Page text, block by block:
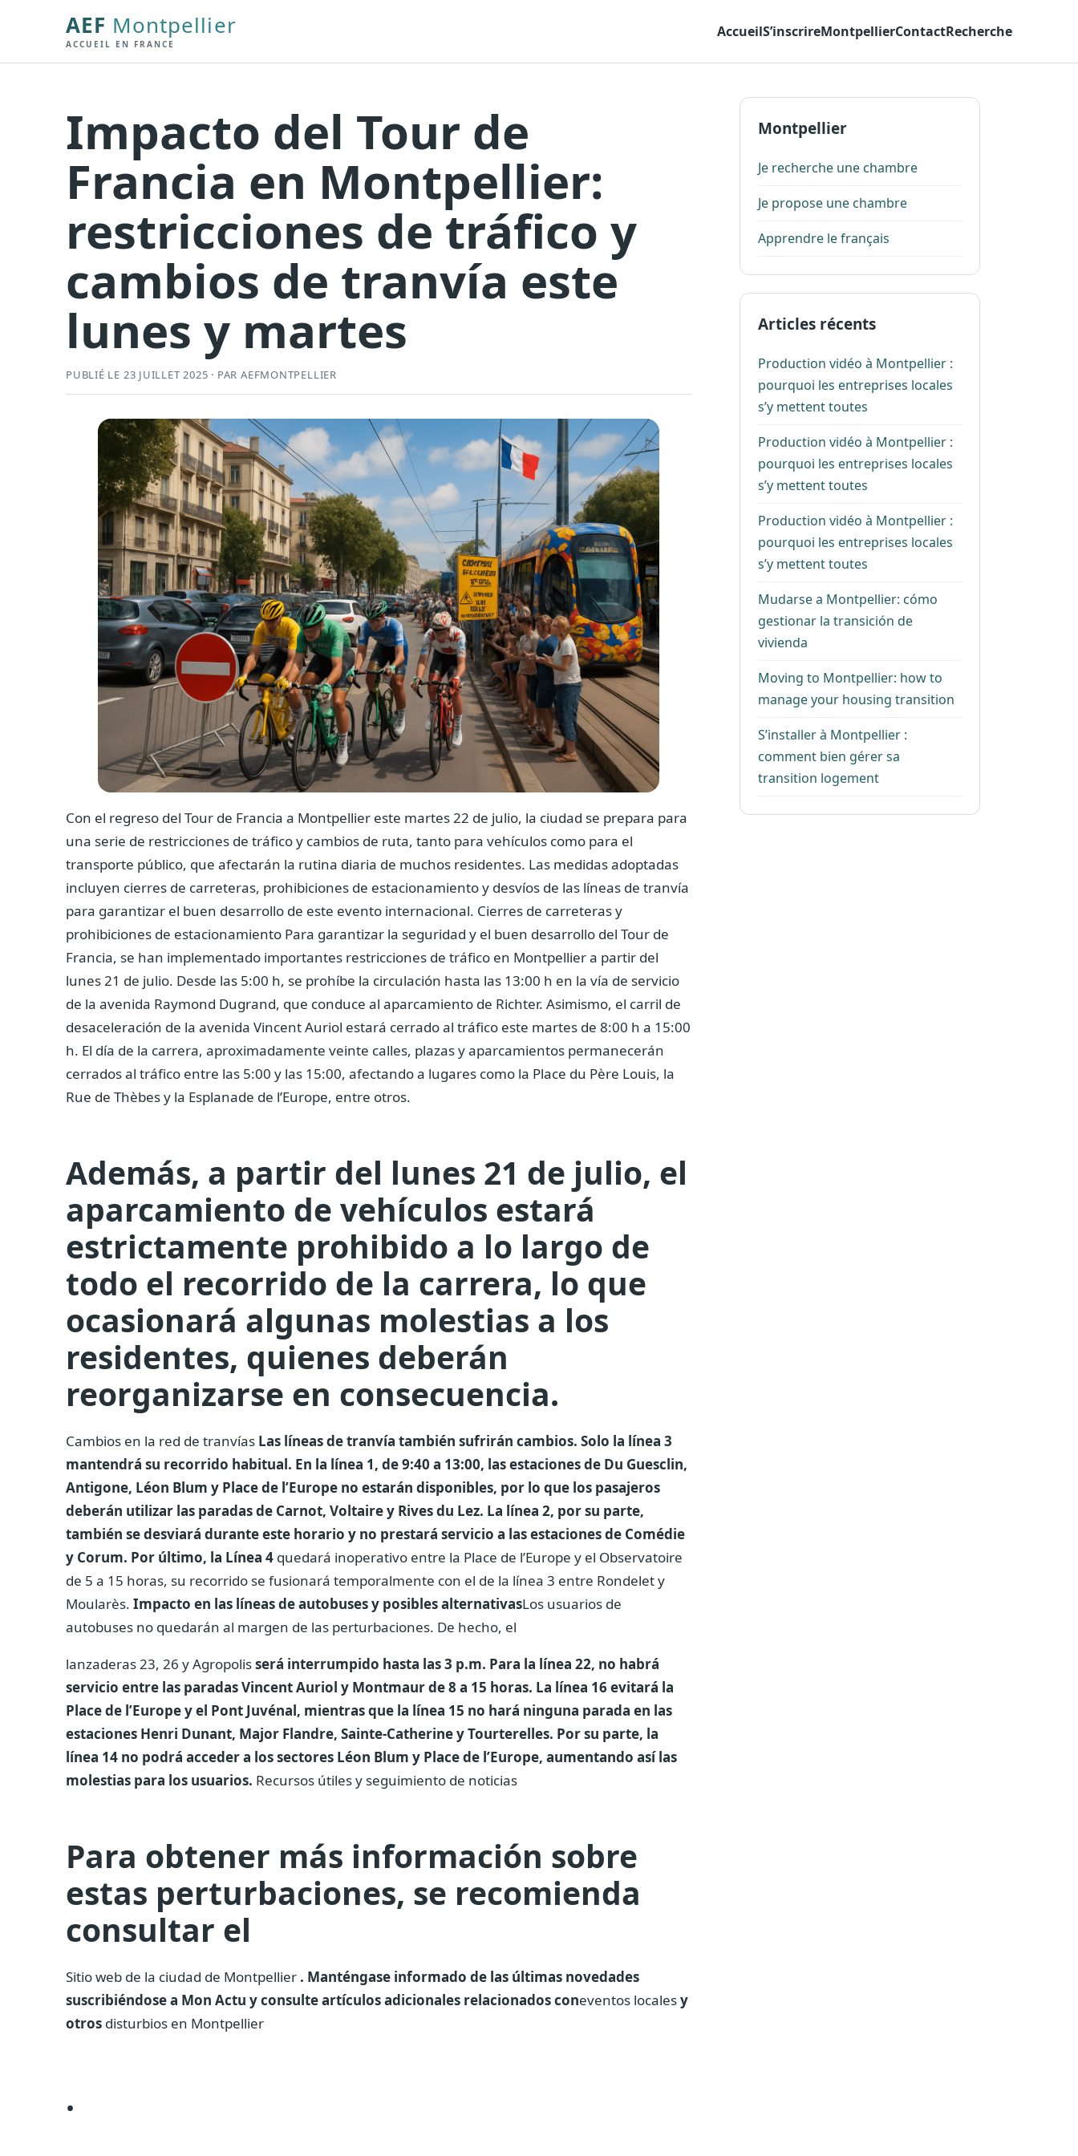
AEF Montpellier
ACCUEIL EN FRANCE
AccueilS’inscrireMontpellierContactRecherche
Impacto del Tour de
Francia en Montpellier:
restricciones de tráfico y
cambios de tranvía este
lunes y martes
PUBLIÉ LE 23 JUILLET 2025 · PAR AEFMONTPELLIER
Con el regreso del Tour de Francia a Montpellier este martes 22 de julio, la ciudad se prepara para
una serie de restricciones de tráfico y cambios de ruta, tanto para vehículos como para el
transporte público, que afectarán la rutina diaria de muchos residentes. Las medidas adoptadas
incluyen cierres de carreteras, prohibiciones de estacionamiento y desvíos de las líneas de tranvía
para garantizar el buen desarrollo de este evento internacional. Cierres de carreteras y
prohibiciones de estacionamiento Para garantizar la seguridad y el buen desarrollo del Tour de
Francia, se han implementado importantes restricciones de tráfico en Montpellier a partir del
lunes 21 de julio. Desde las 5:00 h, se prohíbe la circulación hasta las 13:00 h en la vía de servicio
de la avenida Raymond Dugrand, que conduce al aparcamiento de Richter. Asimismo, el carril de
desaceleración de la avenida Vincent Auriol estará cerrado al tráfico este martes de 8:00 h a 15:00
h. El día de la carrera, aproximadamente veinte calles, plazas y aparcamientos permanecerán
cerrados al tráfico entre las 5:00 y las 15:00, afectando a lugares como la Place du Père Louis, la
Rue de Thèbes y la Esplanade de l’Europe, entre otros.
Además, a partir del lunes 21 de julio, el
aparcamiento de vehículos estará
estrictamente prohibido a lo largo de
todo el recorrido de la carrera, lo que
ocasionará algunas molestias a los
residentes, quienes deberán
reorganizarse en consecuencia.
Cambios en la red de tranvías Las líneas de tranvía también sufrirán cambios. Solo la línea 3
mantendrá su recorrido habitual. En la línea 1, de 9:40 a 13:00, las estaciones de Du Guesclin,
Antigone, Léon Blum y Place de l’Europe no estarán disponibles, por lo que los pasajeros
deberán utilizar las paradas de Carnot, Voltaire y Rives du Lez. La línea 2, por su parte,
también se desviará durante este horario y no prestará servicio a las estaciones de Comédie
y Corum. Por último, la Línea 4 quedará inoperativo entre la Place de l’Europe y el Observatoire
de 5 a 15 horas, su recorrido se fusionará temporalmente con el de la línea 3 entre Rondelet y
Moularès. Impacto en las líneas de autobuses y posibles alternativasLos usuarios de
autobuses no quedarán al margen de las perturbaciones. De hecho, el
lanzaderas 23, 26 y Agropolisserá interrumpido hasta las 3 p.m. Para la línea 22, no habrá
servicio entre las paradas Vincent Auriol y Montmaur de 8 a 15 horas. La línea 16 evitará la
Place de l’Europe y el Pont Juvénal, mientras que la línea 15 no hará ninguna parada en las
estaciones Henri Dunant, Major Flandre, Sainte-Catherine y Tourterelles. Por su parte, la
línea 14 no podrá acceder a los sectores Léon Blum y Place de l’Europe, aumentando así las
molestias para los usuarios. Recursos útiles y seguimiento de noticias
Para obtener más información sobre
estas perturbaciones, se recomienda
consultar el
Sitio web de la ciudad de Montpellier . Manténgase informado de las últimas novedades
suscribiéndose a Mon Actu y consulte artículos adicionales relacionados coneventos localesy
otros disturbios en Montpellier
.
Montpellier
Je recherche une chambre
Je propose une chambre
Apprendre le français
Articles récents
Production vidéo à Montpellier :
pourquoi les entreprises locales
s’y mettent toutes
Production vidéo à Montpellier :
pourquoi les entreprises locales
s’y mettent toutes
Production vidéo à Montpellier :
pourquoi les entreprises locales
s’y mettent toutes
Mudarse a Montpellier: cómo
gestionar la transición de
vivienda
Moving to Montpellier: how to
manage your housing transition
S’installer à Montpellier :
comment bien gérer sa
transition logement